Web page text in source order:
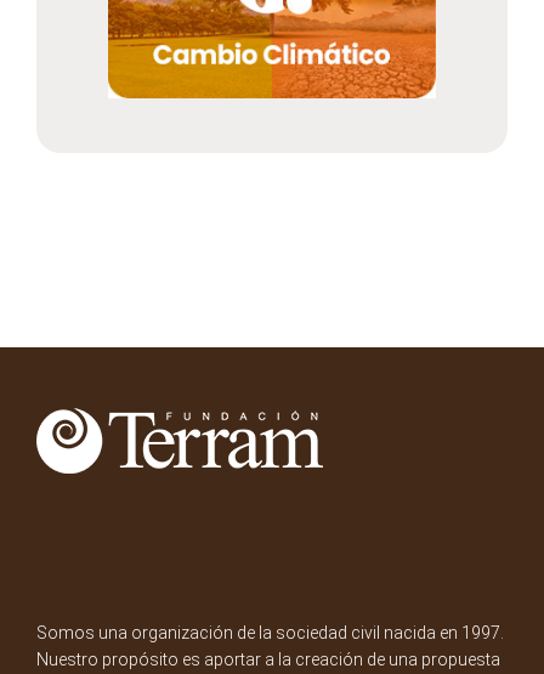
Somos una organización de la sociedad civil nacida en 1997.
Nuestro propósito es aportar a la creación de una propuesta